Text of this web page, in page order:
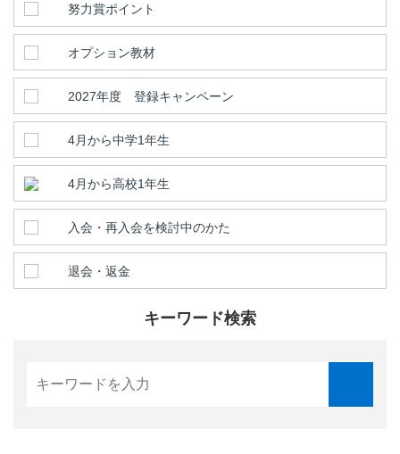
努力賞ポイント
オプション教材
2027年度 登録キャンペーン
4月から中学1年生
4月から高校1年生
入会・再入会を検討中のかた
退会・返金
キーワード検索